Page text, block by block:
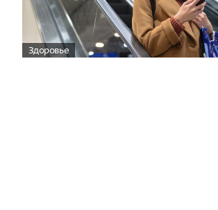
Здоровье